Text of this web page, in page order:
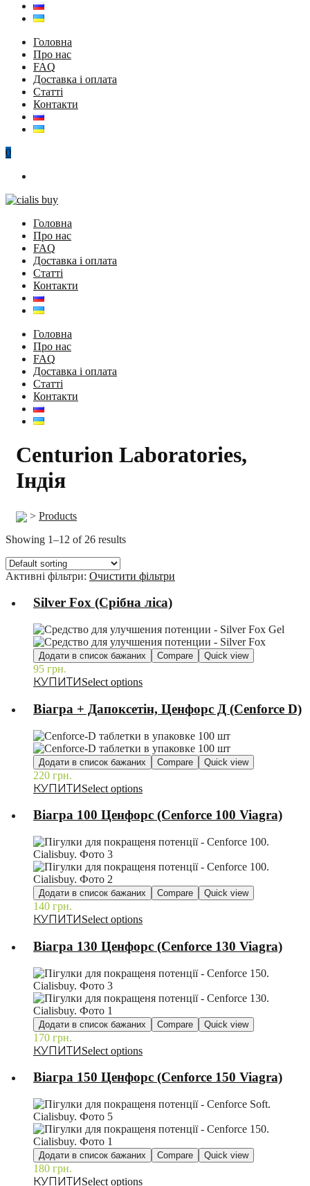
Головна
Про нас
FAQ
Доставка і оплата
Статті
Контакти
0
Головна
Про нас
FAQ
Доставка і оплата
Статті
Контакти
Головна
Про нас
FAQ
Доставка і оплата
Статті
Контакти
Centurion Laboratories,
Індія
> Products
Showing 1–12 of 26 results
Активні фільтри: Очистити фільтри
Silver Fox (Срібна ліса)
Додати в список бажаних Compare Quick view
95 грн.
Select options
Віагра + Дапоксетін, Ценфорс Д (Cenforce D)
Додати в список бажаних Compare Quick view
220 грн.
Select options
Віагра 100 Ценфорс (Cenforce 100 Viagra)
Додати в список бажаних Compare Quick view
140 грн.
Select options
Віагра 130 Ценфорс (Cenforce 130 Viagra)
Додати в список бажаних Compare Quick view
170 грн.
Select options
Віагра 150 Ценфорс (Cenforce 150 Viagra)
Додати в список бажаних Compare Quick view
180 грн.
Select options